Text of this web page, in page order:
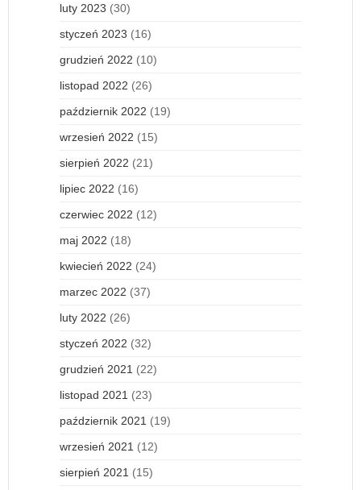
luty 2023 (30)
styczeń 2023 (16)
grudzień 2022 (10)
listopad 2022 (26)
październik 2022 (19)
wrzesień 2022 (15)
sierpień 2022 (21)
lipiec 2022 (16)
czerwiec 2022 (12)
maj 2022 (18)
kwiecień 2022 (24)
marzec 2022 (37)
luty 2022 (26)
styczeń 2022 (32)
grudzień 2021 (22)
listopad 2021 (23)
październik 2021 (19)
wrzesień 2021 (12)
sierpień 2021 (15)